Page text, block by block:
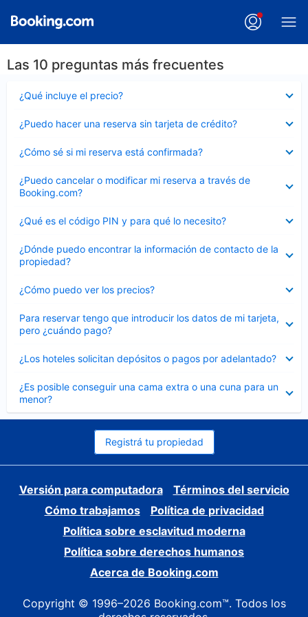
Las 10 preguntas más frecuentes
¿Qué incluye el precio?
cerrado
¿Puedo hacer una reserva sin tarjeta de crédito?
cerrado
¿Cómo sé si mi reserva está confirmada?
cerrado
¿Puedo cancelar o modificar mi reserva a través de
Booking.com?
cerrado
¿Qué es el código PIN y para qué lo necesito?
cerrado
¿Dónde puedo encontrar la información de contacto de la
propiedad?
cerrado
¿Cómo puedo ver los precios?
cerrado
Para reservar tengo que introducir los datos de mi tarjeta,
pero ¿cuándo pago?
cerrado
¿Los hoteles solicitan depósitos o pagos por adelantado?
cerrado
¿Es posible conseguir una cama extra o una cuna para un
menor?
cerrado
Registrá tu propiedad
Versión para computadora
Términos del servicio
Cómo trabajamos
Política de privacidad
Política sobre esclavitud moderna
Política sobre derechos humanos
Acerca de Booking.com
Copyright © 1996–2026 Booking.com™. Todos los